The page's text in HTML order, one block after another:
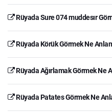
Rüyada Sure 074 muddesır
Rüyada Körük Görmek Ne
Rüyada Ağırlamak Görmek Ne
Rüyada Patates Görmek Ne